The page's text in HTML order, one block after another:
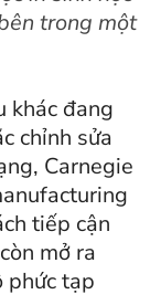
trong một
khác đang
chỉnh sửa
Carnegie
tiếp cận
mở ra
phức tạp